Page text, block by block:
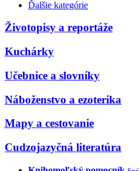
Ďalšie kategórie
Životopisy a reportáže
Kuchárky
Učebnice a slovníky
Náboženstvo a ezoterika
Mapy a cestovanie
Cudzojazyčná literatúra